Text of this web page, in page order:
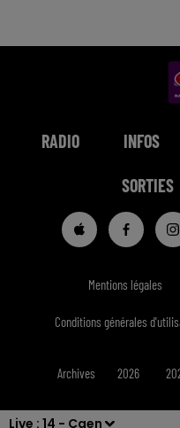
Live : 14 - Caen
RADIO INFOS
SORTIES
Mentions légales
Conditions générales
Archives 2026